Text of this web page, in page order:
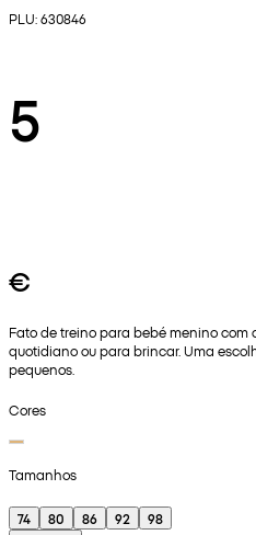
PLU: 630846
5
€
Fato de treino para bebé menino
quotidiano ou para brincar. Uma
pequenos.
Cores
Tamanhos
74 80 86 92
98